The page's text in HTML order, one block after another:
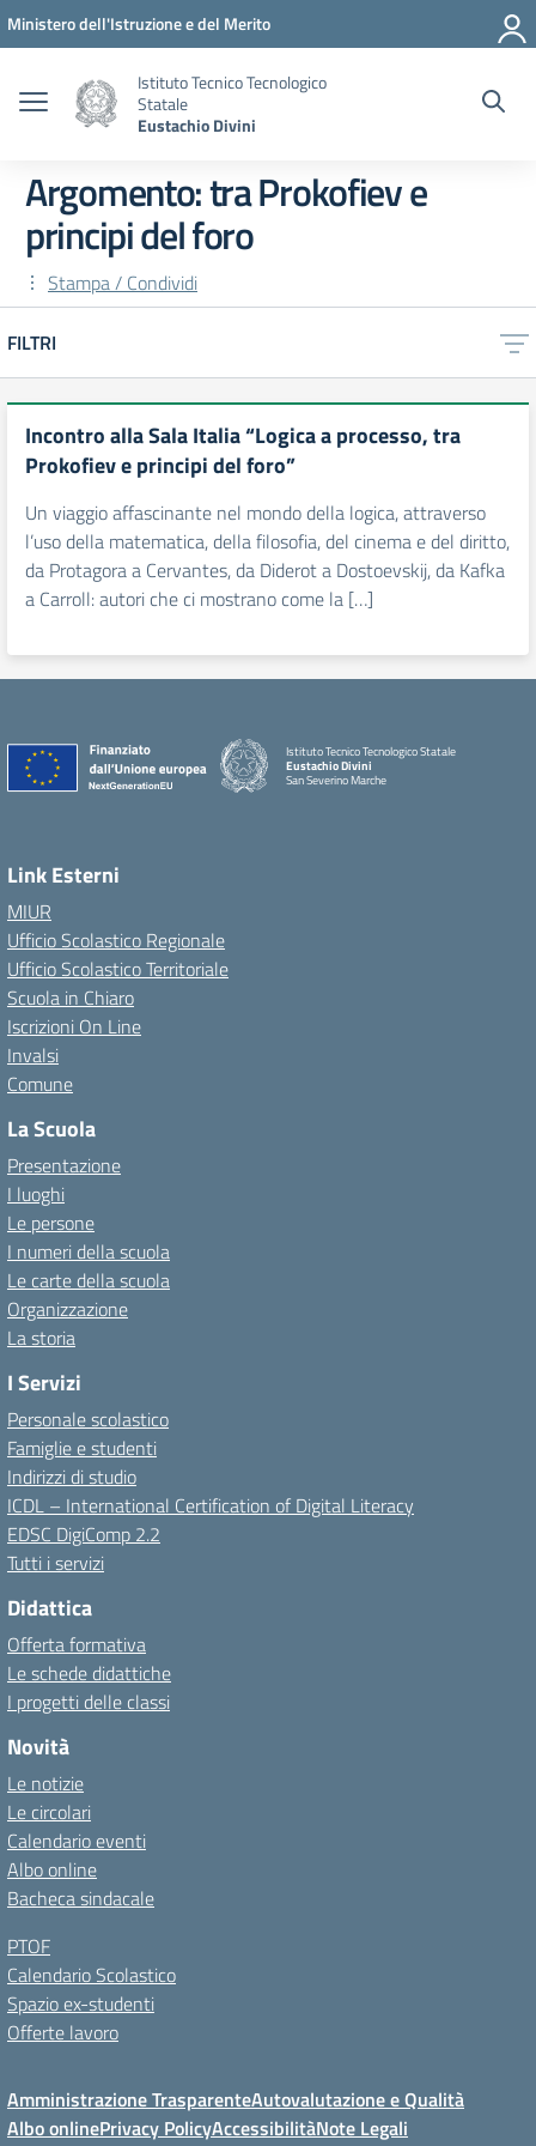
Vai ai contenuti
Vai al menu di navigazione
Vai al footer
Ministero dell'Istruzione e del Merito
Istituto Tecnico Tecnologico
Statale
Eustachio Divini
Argomento: tra Prokofiev e
principi del foro
Stampa / Condividi
FILTRI
Incontro alla Sala Italia “Logica a processo, tra
Prokofiev e principi del foro”
Un viaggio affascinante nel mondo della logica, attraverso
l’uso della matematica, della filosofia, del cinema e del diritto,
da Protagora a Cervantes, da Diderot a Dostoevskij, da Kafka
a Carroll: autori che ci mostrano come la […]
Istituto Tecnico Tecnologico Statale
Eustachio Divini
San Severino Marche
Link Esterni
MIUR
Ufficio Scolastico Regionale
Ufficio Scolastico Territoriale
Scuola in Chiaro
Iscrizioni On Line
Invalsi
Comune
La Scuola
Presentazione
I luoghi
Le persone
I numeri della scuola
Le carte della scuola
Organizzazione
La storia
I Servizi
Personale scolastico
Famiglie e studenti
Indirizzi di studio
ICDL – International Certification of Digital Literacy
EDSC DigiComp 2.2
Tutti i servizi
Didattica
Offerta formativa
Le schede didattiche
I progetti delle classi
Novità
Le notizie
Le circolari
Calendario eventi
Albo online
Bacheca sindacale
PTOF
Calendario Scolastico
Spazio ex-studenti
Offerte lavoro
Amministrazione TrasparenteAutovalutazione e Qualità
Albo onlinePrivacy PolicyAccessibilitàNote Legali